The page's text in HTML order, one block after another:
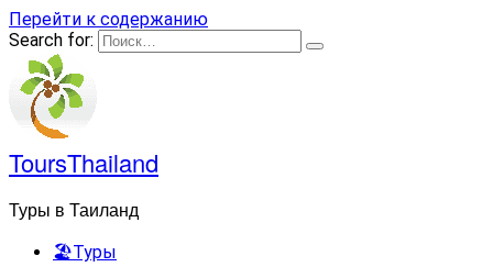
Перейти к содержанию
Search for:
ToursThailand
Туры в Таиланд
🏖️Туры